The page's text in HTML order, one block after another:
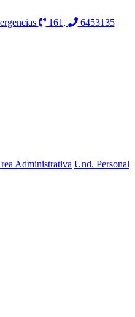
161,
6453135
Administrativa Und. Personal